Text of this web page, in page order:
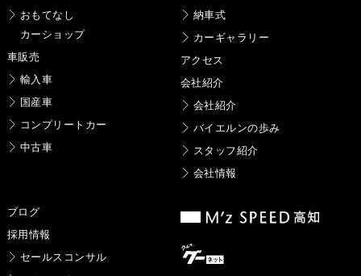
おもてなし
カーショップ
車販売
輸入車
国産車
コンプリートカー
中古車
納車式
カーギャラリー
アクセス
会社紹介
会社紹介
バイエルンの歩み
スタッフ紹介
会社情報
ブログ
採用情報
セールスコンサル